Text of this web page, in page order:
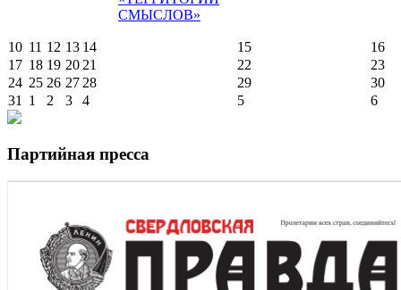
СМЫСЛОВ»
10 11 12 13 14 15
16
17 18 19 20 21 22
23
24 25 26 27 28 29
30
31
1 2 3 4 5 6
Партийная пресса